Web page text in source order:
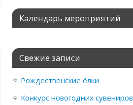
Календарь мероприятий
Свежие записи
Рождественские ёлки
Конкурс новогодних сувениров